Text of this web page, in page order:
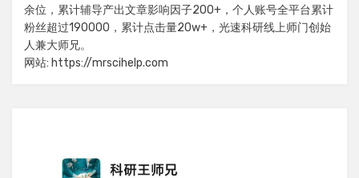
余位，累计辅导产出文章影响因子200+，个人账号全平台累计
粉丝超过190000，累计点击量20w+，光速科研线上师门创始
人兼大师兄。
网站: https://mrscihelp.com